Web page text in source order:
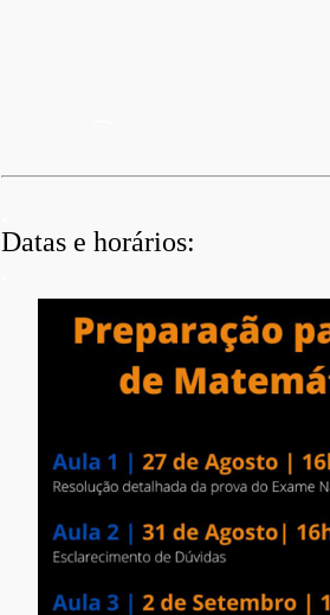
Datas e horários: